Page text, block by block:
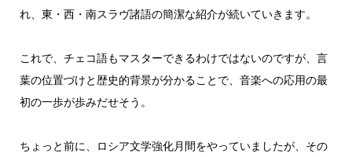
れ、東・西・南スラヴ諸語の簡潔な紹介が続いていきます。
これで、チェコ語もマスターできるわけではないのですが、言
葉の位置づけと歴史的背景が分かることで、音楽への応用の最
初の一歩が歩みだせそう。
ちょっと前に、ロシア文学強化月間をやっていましたが、その